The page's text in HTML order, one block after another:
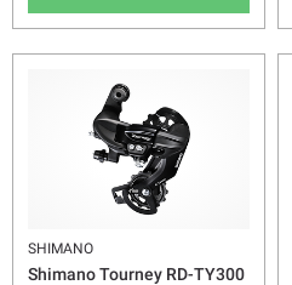
SHIMANO
Shimano Tourney RD-TY300